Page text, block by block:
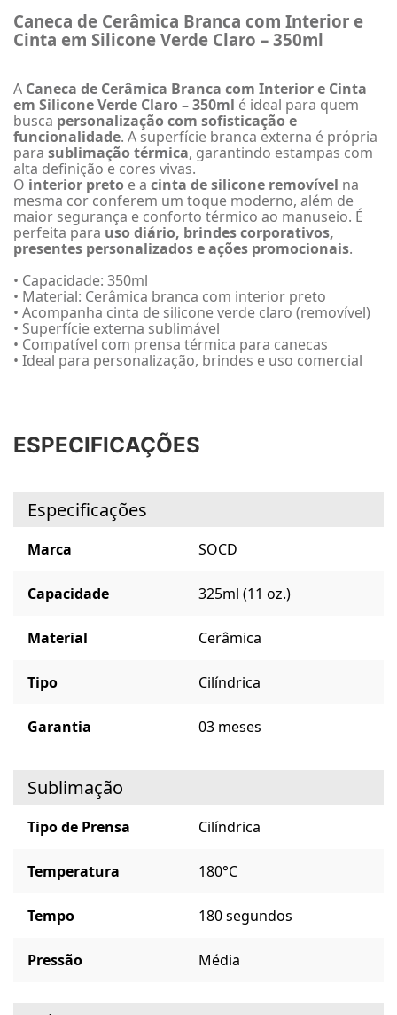
Caneca de Cerâmica Branca com Interior e
Cinta em Silicone Verde Claro – 350ml
A Caneca de Cerâmica Branca com Interior e Cinta
em Silicone Verde Claro – 350ml é ideal para quem
busca personalização com sofisticação e
funcionalidade. A superfície branca externa é própria
para sublimação térmica, garantindo estampas com
alta definição e cores vivas.
O interior preto e a cinta de silicone removível na
mesma cor conferem um toque moderno, além de
maior segurança e conforto térmico ao manuseio. É
perfeita para uso diário, brindes corporativos,
presentes personalizados e ações promocionais.
• Capacidade: 350ml
• Material: Cerâmica branca com interior preto
• Acompanha cinta de silicone verde claro (removível)
• Superfície externa sublimável
• Compatível com prensa térmica para canecas
• Ideal para personalização, brindes e uso comercial
ESPECIFICAÇÕES
Especificações
Marca SOCD
Capacidade 325ml (11 oz.)
Material Cerâmica
Tipo Cilíndrica
Garantia 03 meses
Sublimação
Tipo de Prensa Cilíndrica
Temperatura 180°C
Tempo 180 segundos
Pressão Média